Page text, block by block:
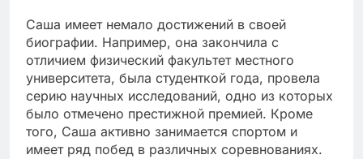
Саша имеет немало достижений в своей
биографии. Например, она закончила с
отличием физический факультет местного
университета, была студенткой года, провела
серию научных исследований, одно из которых
было отмечено престижной премией. Кроме
того, Саша активно занимается спортом и
имеет ряд побед в различных соревнованиях.